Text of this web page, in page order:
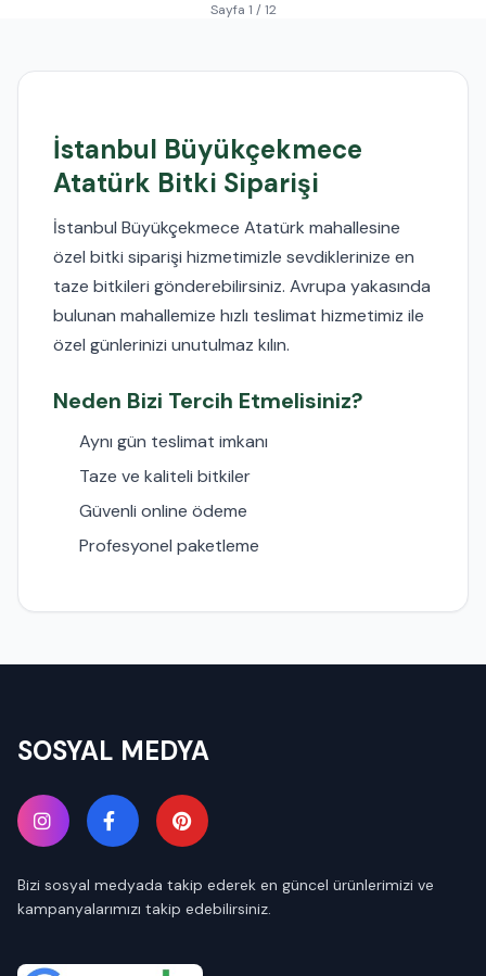
Sayfa 1 / 12
İstanbul Büyükçekmece
Atatürk Bitki Siparişi
İstanbul Büyükçekmece Atatürk mahallesine
özel bitki siparişi hizmetimizle sevdiklerinize en
taze bitkileri gönderebilirsiniz. Avrupa yakasında
bulunan mahallemize hızlı teslimat hizmetimiz ile
özel günlerinizi unutulmaz kılın.
Neden Bizi Tercih Etmelisiniz?
Aynı gün teslimat imkanı
Taze ve kaliteli bitkiler
Güvenli online ödeme
Profesyonel paketleme
SOSYAL MEDYA
Bizi sosyal medyada takip ederek en güncel ürünlerimizi ve
kampanyalarımızı takip edebilirsiniz.